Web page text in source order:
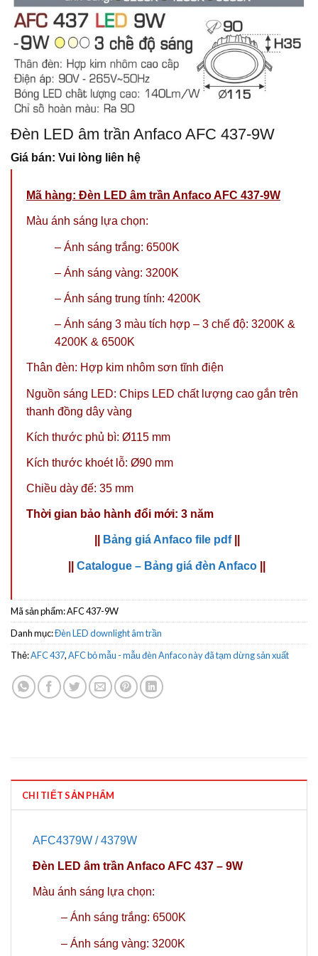
Đèn LED âm trần Anfaco AFC 437-9W
Giá bán: Vui lòng liên hệ
Mã hàng: Đèn LED âm trần Anfaco AFC 437-9W
Màu ánh sáng lựa chọn:
– Ánh sáng trắng: 6500K
– Ánh sáng vàng: 3200K
– Ánh sáng trung tính: 4200K
– Ánh sáng 3 màu tích hợp – 3 chế độ: 3200K &
4200K & 6500K
Thân đèn: Hợp kim nhôm sơn tĩnh điện
Nguồn sáng LED: Chips LED chất lượng cao gắn trên
thanh đồng dây vàng
Kích thước phủ bì: Ø115 mm
Kích thước khoét lỗ: Ø90 mm
Chiều dày đế: 35 mm
Thời gian bảo hành đổi mới: 3 năm
Bảng giá Anfaco file pdf
Catalogue – Bảng giá đèn Anfaco
Mã sản phẩm:AFC 437-9W
Danh mục:Đèn LED downlight âm trần
Thẻ:AFC 437,AFC bỏ mẫu - mẫu đèn Anfaco này đã tạm dừng sản xuất
CHI TIẾT SẢN PHẨM
AFC4379W / 4379W
Đèn LED âm trần Anfaco AFC 437 – 9W
Màu ánh sáng lựa chọn:
– Ánh sáng trắng: 6500K
– Ánh sáng vàng: 3200K